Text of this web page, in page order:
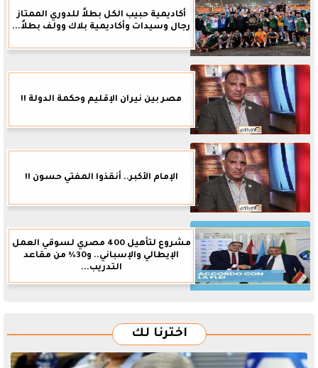
أكاديمية حبيب الكل بطلاً للدوري الممتاز
رجال وسيدات وأكاديمية بلاك وولف بطلاً...
مصر بين نيران الإقليم وحكمة الدولة !!
الإمام الأكبر.. أنقذوا المفتي حسون !!
مشروع لتأهيل 400 مصري لسوقي العمل
الإيطالي والإسباني.. و30% من مقاعد
التدريب...
اخترنا لك